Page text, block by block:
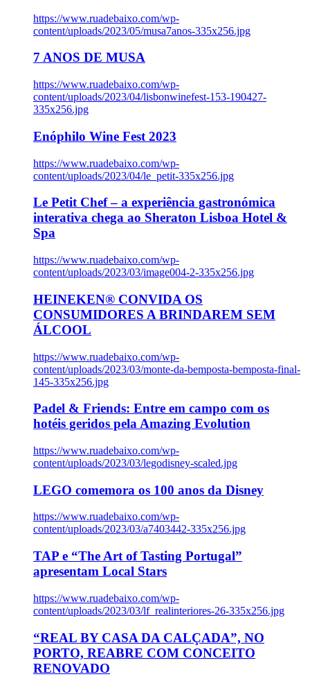
https://www.ruadebaixo.com/wp-
content/uploads/2023/05/musa7anos-335x256.jpg
7 ANOS DE MUSA
https://www.ruadebaixo.com/wp-
content/uploads/2023/04/lisbonwinefest-153-190427-
335x256.jpg
Enóphilo Wine Fest 2023
https://www.ruadebaixo.com/wp-
content/uploads/2023/04/le_petit-335x256.jpg
Le Petit Chef – a experiência gastronómica
interativa chega ao Sheraton Lisboa Hotel &
Spa
https://www.ruadebaixo.com/wp-
content/uploads/2023/03/image004-2-335x256.jpg
HEINEKEN® CONVIDA OS
CONSUMIDORES A BRINDAREM SEM
ÁLCOOL
https://www.ruadebaixo.com/wp-
content/uploads/2023/03/monte-da-bemposta-bemposta-final-
145-335x256.jpg
Padel & Friends: Entre em campo com os
hotéis geridos pela Amazing Evolution
https://www.ruadebaixo.com/wp-
content/uploads/2023/03/legodisney-scaled.jpg
LEGO comemora os 100 anos da Disney
https://www.ruadebaixo.com/wp-
content/uploads/2023/03/a7403442-335x256.jpg
TAP e “The Art of Tasting Portugal”
apresentam Local Stars
https://www.ruadebaixo.com/wp-
content/uploads/2023/03/lf_realinteriores-26-335x256.jpg
“REAL BY CASA DA CALÇADA”, NO
PORTO, REABRE COM CONCEITO
RENOVADO